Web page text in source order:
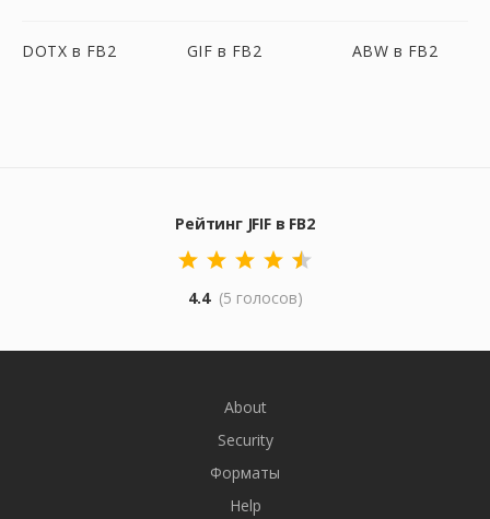
DOTX в FB2 GIF в FB2 ABW в FB2
Рейтинг JFIF в FB2
4.4 (5 голосов)
About
Security
Форматы
Help